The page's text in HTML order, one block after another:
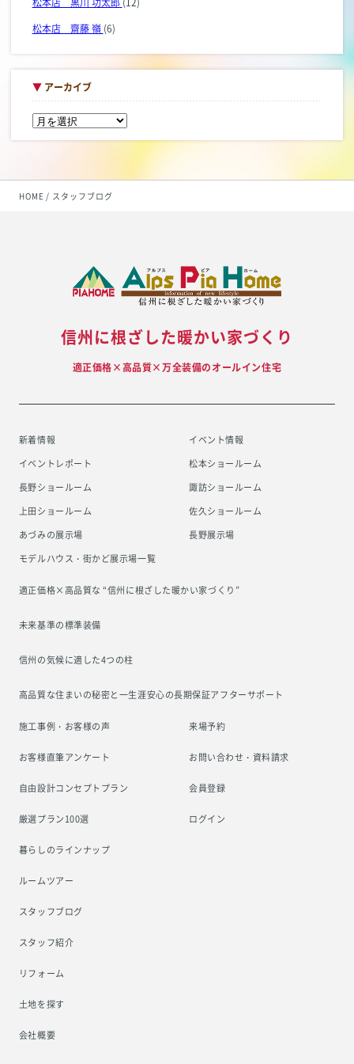
HOME スタッフブログ
松本店 齋藤 嶺 (6)
▼アーカイブ
信州に根ざした暖かい家づくり
適正価格×高品質×万全装備のオールイン住宅
新着情報
イベント情報
イベントレポート
松本ショールーム
長野ショールーム
諏訪ショールーム
上田ショールーム
佐久ショールーム
あづみの展示場
長野展示場
モデルハウス・街かど展示場一覧
適正価格×高品質な “信州に根ざした暖かい家づくり”
未来基準の標準装備
信州の気候に適した4つの柱
高品質な住まいの秘密と一生涯安心の長期保証アフターサポート
施工事例・お客様の声
お客様直筆アンケート
自由設計コンセプトプラン
厳選プラン100選
暮らしのラインナップ
ルームツアー
スタッフブログ
スタッフ紹介
リフォーム
土地を探す
会社概要
来場予約
お問い合わせ・資料請求
会員登録
ログイン